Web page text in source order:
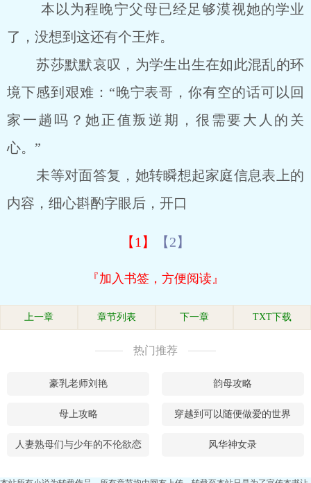
本以为程晚宁父母已经足够漠视她的学业
了，没想到这还有个王炸。
苏莎默默哀叹，为学生出生在如此混乱的环
境下感到艰难：“晚宁表哥，你有空的话可以回
家一趟吗？她正值叛逆期，很需要大人的关
心。”
未等对面答复，她转瞬想起家庭信息表上的
内容，细心斟酌字眼后，开口
【1】 【2】
『加入书签，方便阅读』
上一章 章节列表 下一章 TXT下载
热门推荐
豪乳老师刘艳 韵母攻略
母上攻略 穿越到可以随便做爱的世界
人妻熟母们与少年的不伦欲恋 风华神女录